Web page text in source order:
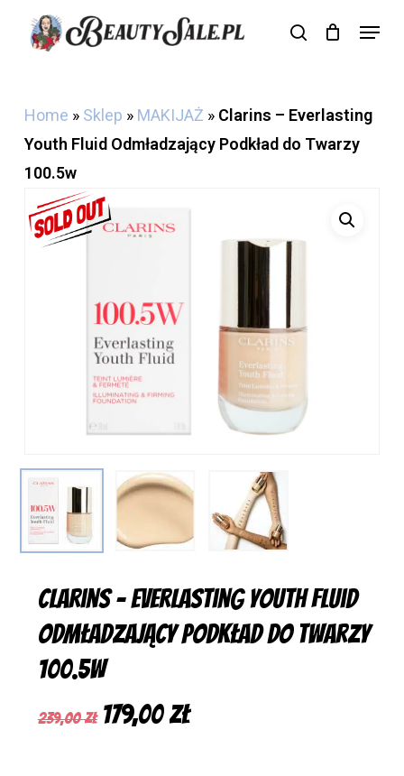
search
Menu
Cart Close
Home » Sklep » MAKIJAŻ » Clarins – Everlasting
Youth Fluid Odmładzający Podkład do Twarzy
100.5w
Clarins – Everlasting Youth Fluid
Odmładzający Podkład do Twarzy
100.5w
239,00zł Pierwotna
179,00złAktualna